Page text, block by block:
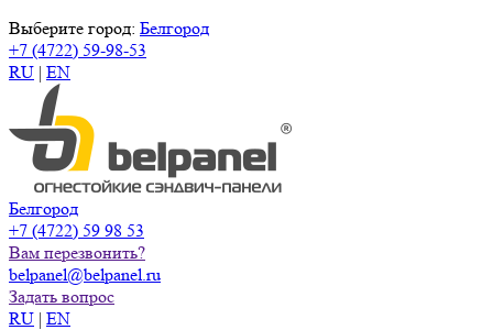
Выберите город: Белгород
+7 (4722) 59-98-53
RU | EN
Белгород
+7 (4722) 59 98 53
Вам перезвонить?
belpanel@belpanel.ru
Задать вопрос
RU | EN